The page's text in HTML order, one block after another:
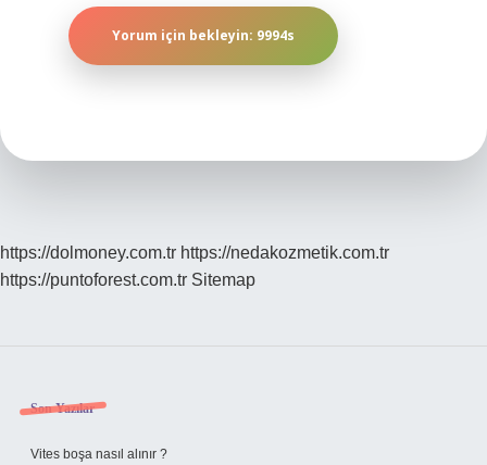
https://dolmoney.com.tr https://nedakozmetik.com.tr
https://puntoforest.com.tr Sitemap
Sidebar
Son Yazılar
Vites boşa nasıl alınır ?